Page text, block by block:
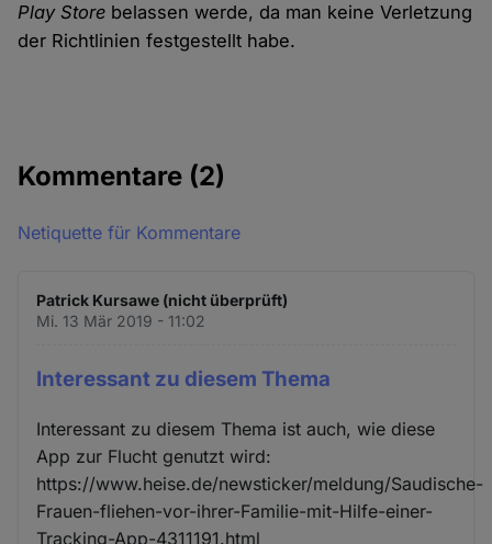
Play Store belassen werde, da man keine Verletzung
der Richtlinien festgestellt habe.
Kommentare (2)
Netiquette für Kommentare
Patrick Kursawe (nicht überprüft)
Mi. 13 Mär 2019 - 11:02
Interessant zu diesem Thema
Interessant zu diesem Thema ist auch, wie diese
App zur Flucht genutzt wird:
https://www.heise.de/newsticker/meldung/Saudische-
Frauen-fliehen-vor-ihrer-Familie-mit-Hilfe-einer-
Tracking-App-4311191.html